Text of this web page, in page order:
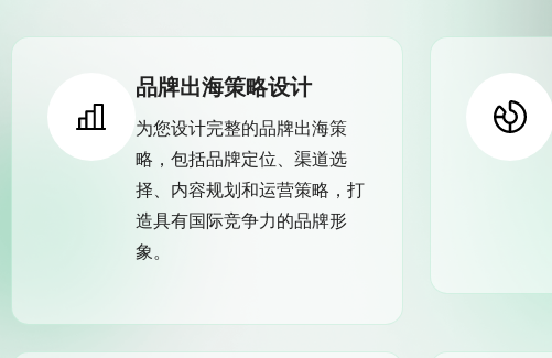
品牌出海策略设计
为您设计完整的品牌出海策
略，包括品牌定位、渠道选
择、内容规划和运营策略，打
造具有国际竞争力的品牌形
象。